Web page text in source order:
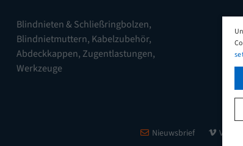
Blindnieten & Schließringbolzen,
Blindnietmuttern, Kabelzubehör,
Abdeckkappen, Zugentlastungen,
Werkzeuge
Nieuwsbrief Vimeo